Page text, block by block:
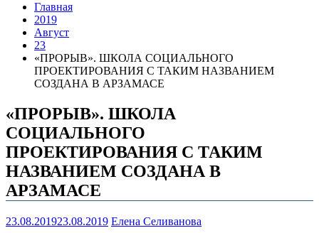
Главная
2019
Август
23
«ПРОРЫВ». ШКОЛА СОЦИАЛЬНОГО
ПРОЕКТИРОВАНИЯ С ТАКИМ НАЗВАНИЕМ
СОЗДАНА В АРЗАМАСЕ
«ПРОРЫВ». ШКОЛА
СОЦИАЛЬНОГО
ПРОЕКТИРОВАНИЯ С ТАКИМ
НАЗВАНИЕМ СОЗДАНА В
АРЗАМАСЕ
23.08.201923.08.2019 Елена Селиванова